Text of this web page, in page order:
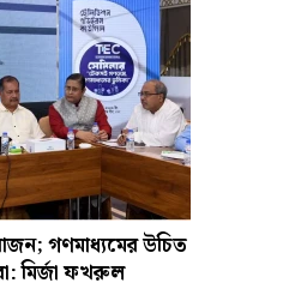
গণমাধ্যমের উচিত
মির্জা ফখরুল